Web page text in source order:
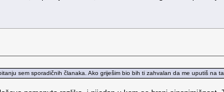
sem sporadičnih članaka. Ako griješim bio bih ti zahvalan da me uputiš na